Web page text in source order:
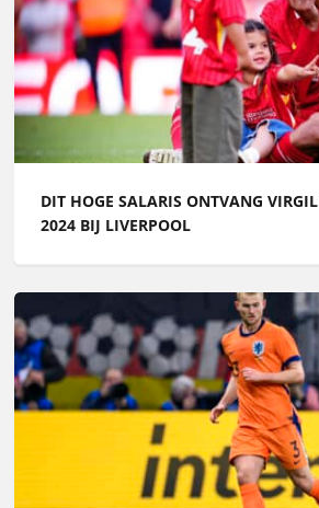
DIT HOGE SALARIS ONTVANG
2024 BIJ LIVERPOOL